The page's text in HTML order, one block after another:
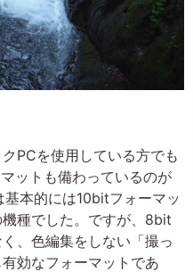
PCを使用している方でも
ットも備わっているのが
本的には10bitフォーマッ
種でした。ですが、8bit
、色編集をしない「撮っ
効なフォーマットであ